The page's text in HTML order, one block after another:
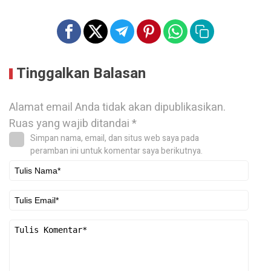
Tinggalkan Balasan
Alamat email Anda tidak akan dipublikasikan.
Ruas yang wajib ditandai*
Simpan nama, email, dan situs web saya pada
peramban ini untuk komentar saya berikutnya.